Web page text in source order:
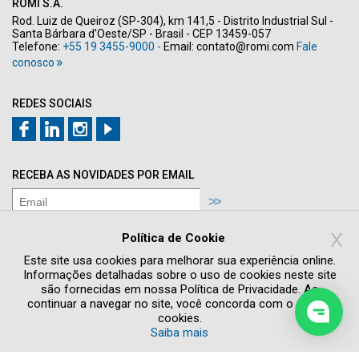
REDES SOCIAIS
ROMI S.A.
Rod. Luiz de Queiroz (SP-304), km 141,5 - Distrito Industrial Sul -
Santa Bárbara d’Oeste/SP - Brasil - CEP 13459-057
Telefone: +55 19 3455-9000 - Email: contato@romi.com Fale
conosco
RECEBA AS NOVIDADES POR EMAIL
Quero receber novidades e promoções
Política de Cookie X
Este site usa cookies para melhorar sua experiência online.
Informações detalhadas sobre o uso de cookies neste site
são fornecidas em nossa Política de Privacidade. Ao
continuar a navegar no site, você concorda com o uso de
cookies.
Saiba mais